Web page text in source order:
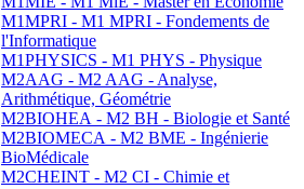
M1MPRI - M1 MPRI - Fondements de
l'Informatique
M1PHYSICS - M1 PHYS - Physique
M2AAG - M2 AAG - Analyse,
Arithmétique, Géométrie
M2BIOHEA - M2 BH - Biologie et Santé
M2BIOMECA - M2 BME - Ingénierie
BioMédicale
M2CHEINT - M2 CI - Chimie et